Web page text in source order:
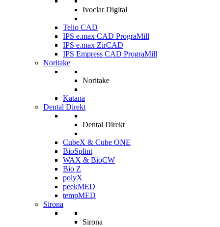
Ivoclar Digital
Telio CAD
IPS e.max CAD PrograMill
IPS e.max ZirCAD
IPS Empress CAD PrograMill
Noritake
Noritake
Katana
Dental Direkt
Dental Direkt
CubeX & Cube ONE
BioSplint
WAX & BioCW
Bio Z
polyX
peekMED
tempMED
Sirona
Sirona